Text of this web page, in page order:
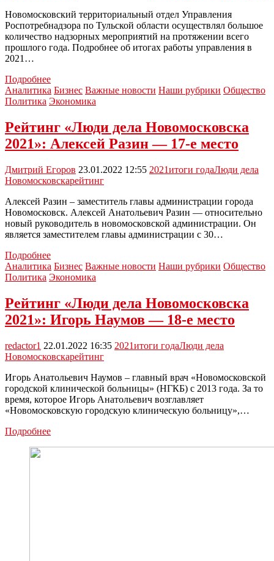
Новомосковский территориальный отдел Управления
Роспотребнадзора по Тульской области осуществлял большое
количество надзорных мероприятий на протяжении всего
прошлого года. Подробнее об итогах работы управления в
2021…
ПодробнееНовомосковский
Роспотребнадзор
подвел
работы
за
2021
видео
Аналитика Бизнес Важные новости Наши рубрики Общество
Политика Экономика
Рейтинг «Люди дела Новомосковска
2021»: Алексей Разин — 17-е место
Дмитрий Егоров 23.01.2022 12:55 2021итоги годаЛюди дела
Новомосковскарейтинг
Алексей Разин – заместитель главы администрации города
Новомосковск. Алексей Анатольевич Разин — относительно
новый руководитель в новомосковской администрации. Он
является заместителем главы администрации с 30…
ПодробнееРейтинг
«Люди
дела
2021»:
Алексей
Разин
17-
е
место
Аналитика Бизнес Важные новости Наши рубрики Общество
Политика Экономика
Рейтинг «Люди дела Новомосковска
2021»: Игорь Наумов — 18-е место
redactor1 22.01.2022 16:35 2021итоги годаЛюди дела
Новомосковскарейтинг
Игорь Анатольевич Наумов – главный врач «Новомосковской
городской клинической больницы» (НГКБ) с 2013 года. За то
время, которое Игорь Анатольевич возглавляет
«Новомосковскую городскую клиническую больницу»,…
ПодробнееРейтинг